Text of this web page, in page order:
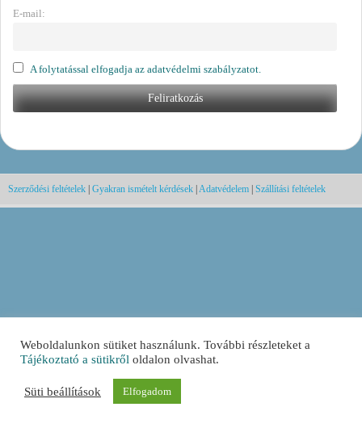
E-mail:
A folytatással elfogadja az adatvédelmi szabályzatot.
Szerződési feltételek Gyakran ismételt kérdések Adatvédelem Szállítási feltételek
Weboldalunkon sütiket használunk. További részleteket a
Tájékoztató a sütikről oldalon olvashat.
Süti beállítások Elfogadom